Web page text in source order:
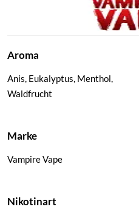
Aroma
Anis, Eukalyptus, Menthol,
Waldfrucht
Marke
Vampire Vape
Nikotinart